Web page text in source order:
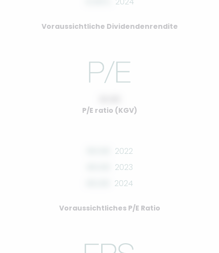
Voraussichtliche Dividendenrendite
P/E ratio (KGV)
2022
2023
2024
Voraussichtliches P/E Ratio